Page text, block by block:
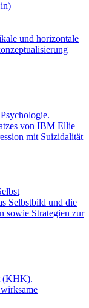
und horizontale
von IBM Ellie
mit Suizidalität
Selbstbild und die
sowie Strategien zur
(KHK).